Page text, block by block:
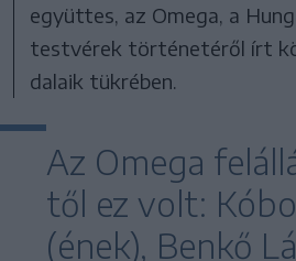
együttes, az Omega, a
testvérek történetéről írt
dalaik tükrében.
Az Omega
től ez volt:
(ének), Benkő